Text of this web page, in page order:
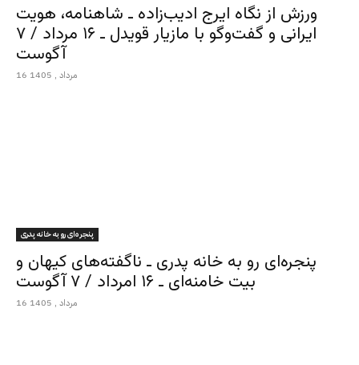
ورزش از نگاه ایرج ادیب‌زاده ـ شاهنامه، هویت
ایرانی و گفت‌وگو با مازیار قویدل ـ ۱۶ مرداد / ۷
آگوست
16 مرداد , 1405
پنجره‌ای رو به خانه پدری
پنجره‌ای رو به خانه پدری ـ ناگفته‌های کیهان و
بیت خامنه‌ای ـ ۱۶ امرداد / ۷ آگوست
16 مرداد , 1405